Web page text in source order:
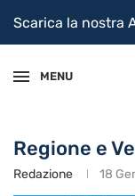
Scarica la nostra
MENU
Regione e
Redazione 18